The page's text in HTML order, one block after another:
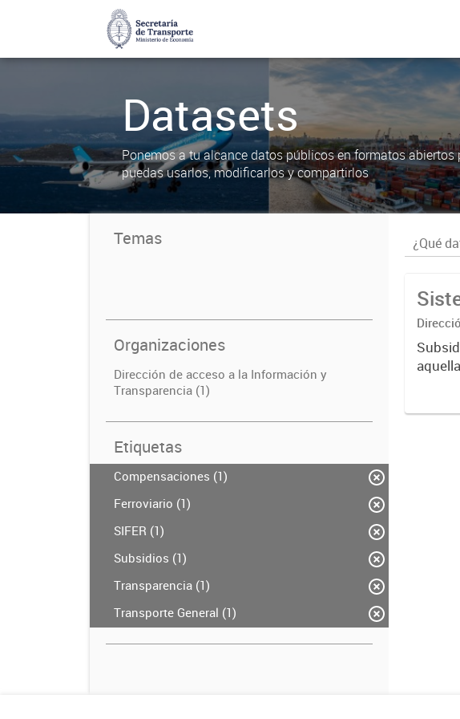
Datasets
Ponemos a tu alcance datos públicos en formatos abiertos
puedas usarlos, modificarlos y compartirlos
Temas
Organizaciones
Dirección de acceso a la Información y
Transparencia (1)
Etiquetas
Compensaciones (1)
Ferroviario (1)
SIFER (1)
Subsidios (1)
Transparencia (1)
Transporte General (1)